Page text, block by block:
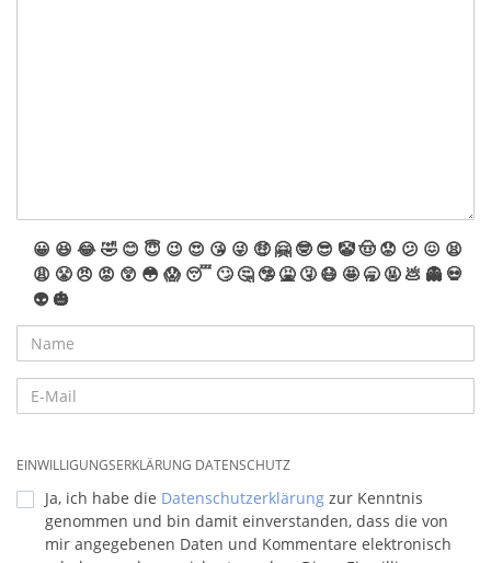
😀 😆 😂🤣 😊 😇 😉 😍 😘 😜 🤑 🤗 🤓 😎 🤡🤠 😟 😕 😖 😫
😩 😤 😠 😡 😲 😳 😱 😴 🙄 🤔 🤥 🤮 🤧 😷 🤩 🥱 🤬 💩 👻 💀
👽 🎃
EINWILLIGUNGSERKLÄRUNG DATENSCHUTZ
Ja, ich habe die Datenschutzerklärung zur Kenntnis
genommen und bin damit einverstanden, dass die von
mir angegebenen Daten und Kommentare elektronisch